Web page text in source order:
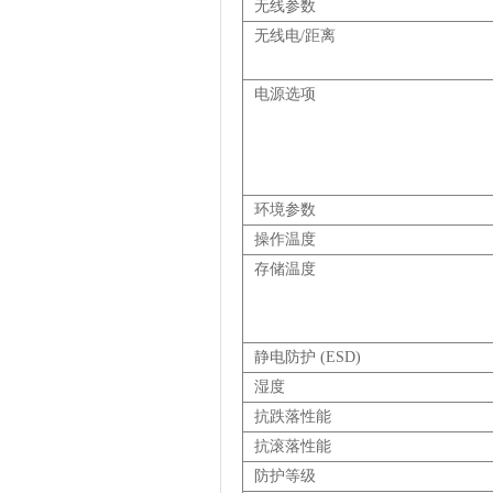
无线参数
无线电/距离
电源选项
环境参数
操作温度
存储温度
静电防护 (ESD)
湿度
抗跌落性能
抗滚落性能
防护等级